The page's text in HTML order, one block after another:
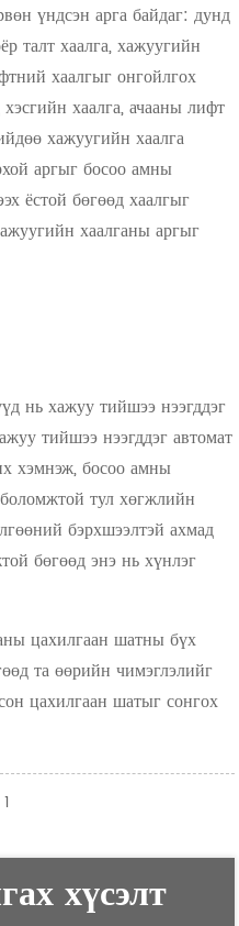
үндсэн арга байдаг: дунд
талт хаалга, хажуугийн
хаалгыг онгойлгох
хаалга, ачааны лифт
хажуугийн хаалга
аргыг босоо амны
ёстой бөгөөд хаалгыг
хаалганы аргыг
нь хажуу тийшээ нээгддэг
тийшээ нээгддэг автомат
хэмнэж, босоо амны
тул хөгжлийн
бэрхшээлтэй ахмад
бөгөөд энэ нь хүнлэг
цахилгаан шатны бүх
та өөрийн чимэглэлийг
цахилгаан шатыг сонгох
хүсэлт